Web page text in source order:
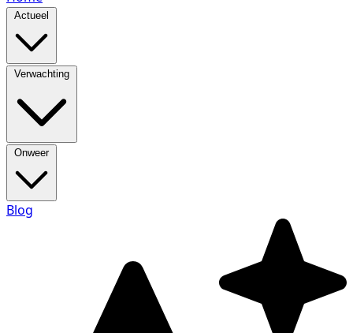
Actueel
Verwachting
Onweer
Blog